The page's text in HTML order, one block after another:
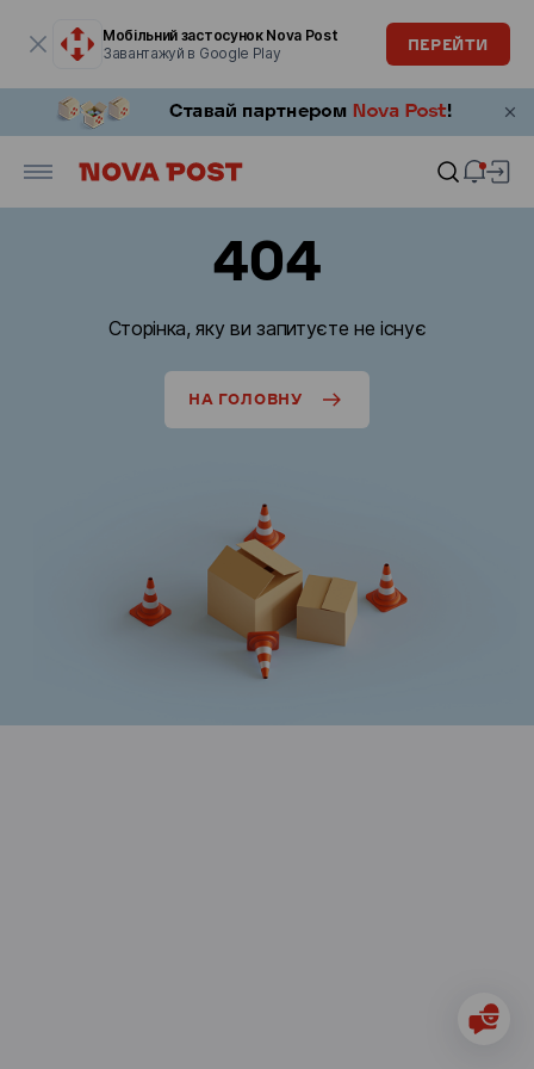
Мобільний застосунок Nova Post
Завантажуй в Google Play
ПЕРЕЙТИ
404
Сторінка, яку ви запитуєте не існує
НА ГОЛОВНУ